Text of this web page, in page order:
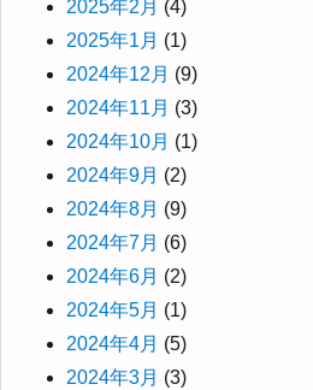
2025年2月 (4)
2025年1月 (1)
2024年12月 (9)
2024年11月 (3)
2024年10月 (1)
2024年9月 (2)
2024年8月 (9)
2024年7月 (6)
2024年6月 (2)
2024年5月 (1)
2024年4月 (5)
2024年3月 (3)